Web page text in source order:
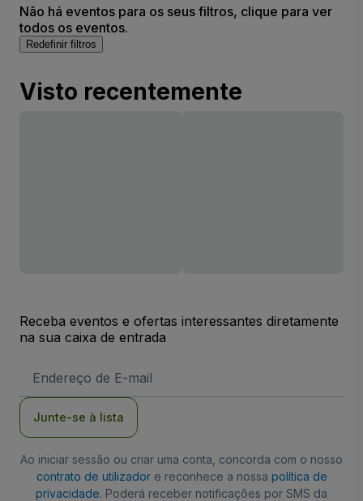
Não há eventos para os seus filtros, clique para ver
todos os eventos.
Redefinir filtros
Visto recentemente
Receba eventos e ofertas interessantes diretamente
na sua caixa de entrada
de
Junte-se à lista
Ao iniciar sessão ou criar uma conta, concorda com o nosso
contrato de utilizadore reconhece a nossa política de
privacidade. Poderá receber notificações por SMS da